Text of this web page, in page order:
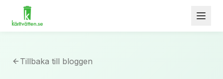
Tillbaka till bloggen